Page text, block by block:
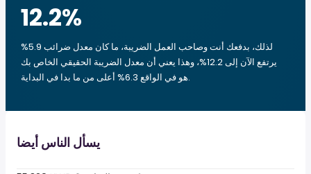
12.2%
لذلك، بدفعك أنت وصاحب العمل الضريبة، ما كان معدل ضرائب 5.9%
يرتفع الآن إلى 12.2%، وهذا يعني أن معدل الضريبة الحقيقي الخاص بك
هو في الواقع 6.3% أعلى من ما بدا في البداية.
يسأل الناس أيضا